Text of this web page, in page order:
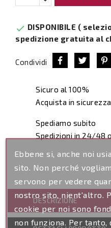
 DISPONIBILE (
spedizione gratuita al
Condividi
Sicuro al 100%
Acquista in
Spediamo subito
Spedizioni in 24/48
DESCRIZIONE
Ebbene si, anche noi
sito. Non perché
servono per vedere
nostro sito, nient'altro.
cookie per noi sono
non funziona. Per